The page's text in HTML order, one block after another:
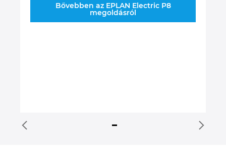
Bővebben az EPLAN Electric P8
megoldásról